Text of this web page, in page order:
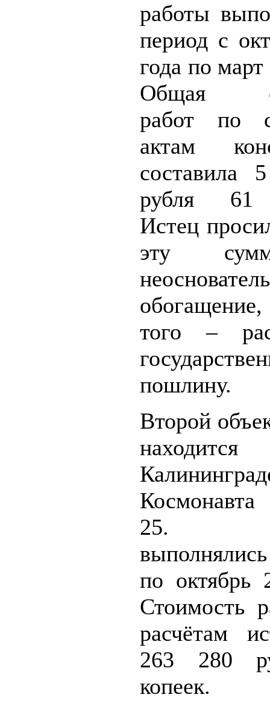
работы
период с
года по
Общая
работ по
актам
составила
рубля 61
Истец
эту
того –
пошлину.
Второй
25.
по октябрь
Стоимость
расчётам
263 280
копеек.